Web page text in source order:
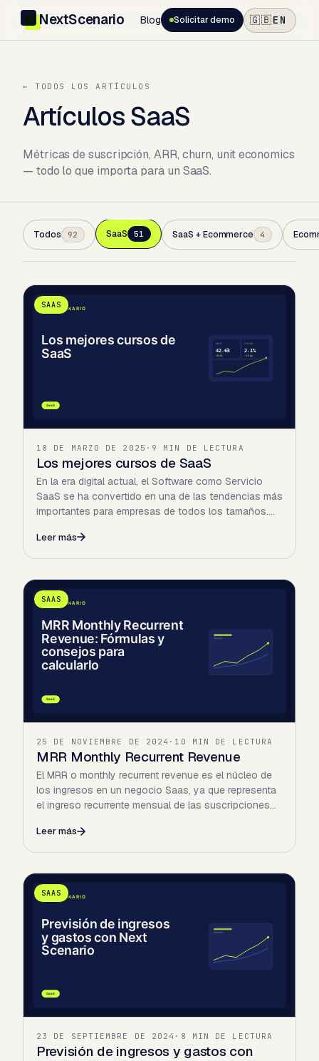
NextScenario Blog Solicitar demo 🇬🇧EN
← TODOS LOS ARTÍCULOS
Artículos SaaS
Métricas de suscripción, ARR, churn, unit economics
— todo lo que importa para un SaaS.
Todos 92 SaaS 51 SaaS + Ecommerce 4
SAAS
18 DE MARZO DE 2025 · 9 MIN DE LECTURA
Los mejores cursos de SaaS
En la era digital actual, el Software como Servicio
SaaS se ha convertido en una de las tendencias más
importantes para empresas de todos los tamaños.
Leer más
SAAS
25 DE NOVIEMBRE DE 2024 · 10 MIN DE LECTURA
MRR Monthly Recurrent Revenue
El MRR o monthly recurrent revenue es el núcleo de
los ingresos en un negocio Saas, ya que representa
el ingreso recurrente mensual de las suscripciones
Leer más
SAAS
23 DE SEPTIEMBRE DE 2024 · 8 MIN DE LECTURA
Previsión de ingresos y gastos con